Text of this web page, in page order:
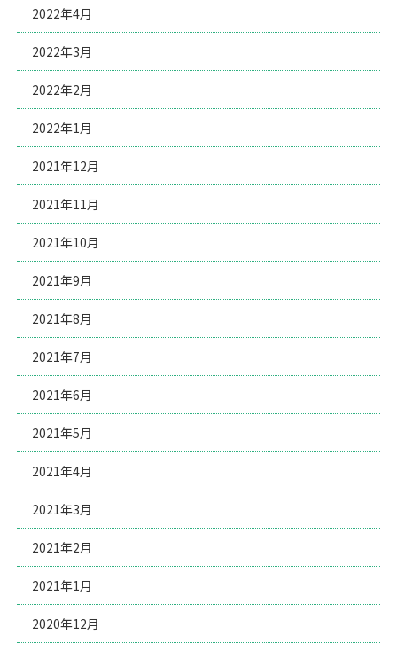
2022年4月
2022年3月
2022年2月
2022年1月
2021年12月
2021年11月
2021年10月
2021年9月
2021年8月
2021年7月
2021年6月
2021年5月
2021年4月
2021年3月
2021年2月
2021年1月
2020年12月